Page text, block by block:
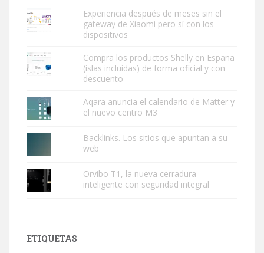
Experiencia después de meses sin el
gateway de Xiaomi pero sí con los
dispositivos
Compra los productos Shelly en España
(islas incluidas) de forma oficial y con
descuento
Aqara anuncia el calendario de Matter y
el nuevo centro M3
Backlinks. Los sitios que apuntan a su
web
Orvibo T1, la nueva cerradura
inteligente con seguridad integral
ETIQUETAS